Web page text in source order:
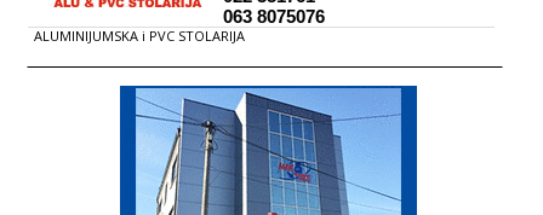
063 8075076
ALUMINIJUMSKA i PVC STOLARIJA